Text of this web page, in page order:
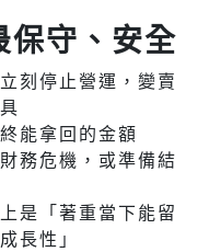
保守、安全
刻停止營運，變賣
能拿回的金額
務危機，或準備結
是「著重當下能留
長性」